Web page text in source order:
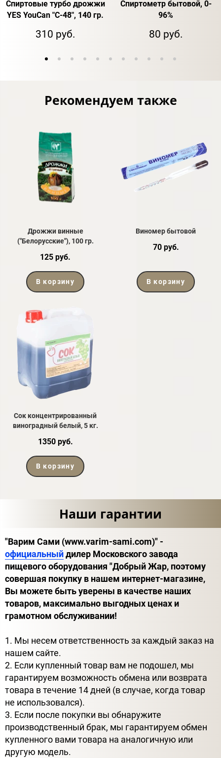
Спиртовые турбо дрожжи
YES YouCan "C-48", 140 гр.
310 руб.
Спиртометр бытовой, 0-
96%
80 руб.
Рекомендуем также
Дрожжи винные
("Белорусские"), 100 гр.
125 руб.
В корзину
Виномер бытовой
70 руб.
В корзину
Сок концентрированный
виноградный белый, 5 кг.
1350 руб.
В корзину
Наши гарантии
"Варим Сами (www.varim-sami.com)" -
официальныйдилер Московского завода
пищевого оборудования "Добрый Жар, поэтому
совершая покупку в нашем интернет-магазине,
Вы можете быть уверены в качестве наших
товаров, максимально выгодных ценах и
грамотном обслуживании!
1. Мы несем ответственность за каждый заказ на
нашем сайте.
2. Если купленный товар вам не подошел, мы
гарантируем возможность обмена или возврата
товара в течение 14 дней (в случае, когда товар
не использовался).
3. Если после покупки вы обнаружите
производственный брак, мы гарантируем обмен
купленного вами товара на аналогичную или
другую модель.